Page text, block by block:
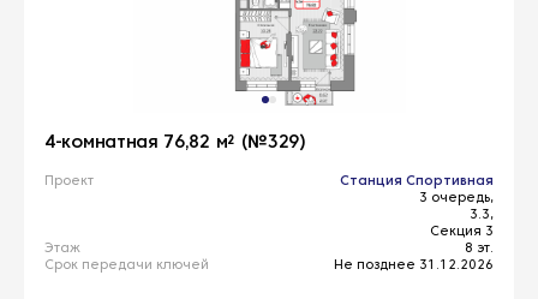
4-комнатная 76,82 м² (№329)
Проект
Станция Спортивная
3 очередь,
3.3,
Секция 3
Этаж
8 эт.
Срок передачи ключей
Не позднее 31.12.2026